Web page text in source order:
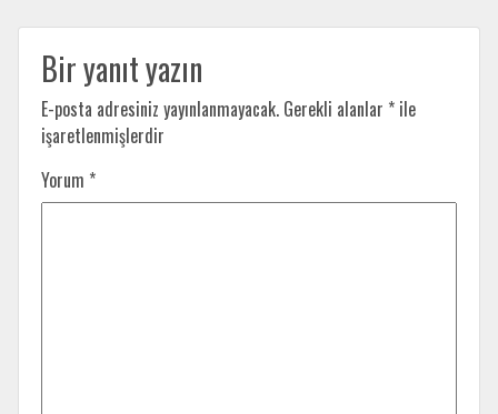
Bir yanıt yazın
E-posta adresiniz yayınlanmayacak. Gerekli alanlar * ile
işaretlenmişlerdir
Yorum *